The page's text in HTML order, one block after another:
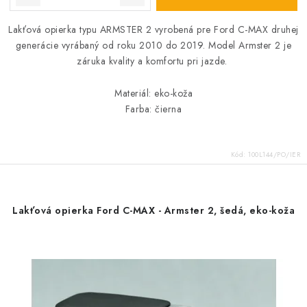
Lakťová opierka typu ARMSTER 2 vyrobená pre Ford C-MAX druhej
generácie vyrábaný od roku 2010 do 2019. Model Armster 2 je
záruka kvality a komfortu pri jazde.
Materiál: eko-koža
Farba: čierna
Kód: 100L144/PO/IER
Lakťová opierka Ford C-MAX - Armster 2, šedá, eko-koža